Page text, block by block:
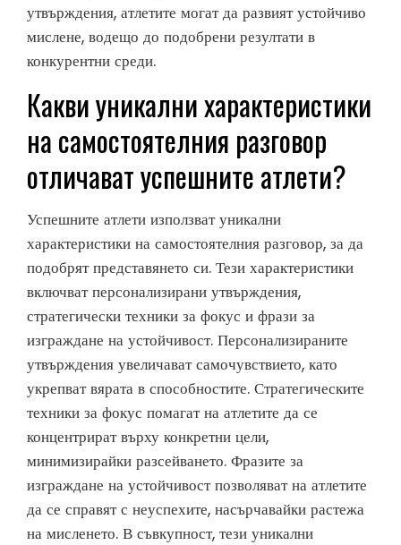
утвърждения, атлетите могат да развият устойчиво
мислене, водещо до подобрени резултати в
конкурентни среди.
Какви уникални характеристики
на самостоятелния разговор
отличават успешните атлети?
Успешните атлети използват уникални
характеристики на самостоятелния разговор, за да
подобрят представянето си. Тези характеристики
включват персонализирани утвърждения,
стратегически техники за фокус и фрази за
изграждане на устойчивост. Персонализираните
утвърждения увеличават самочувствието, като
укрепват вярата в способностите. Стратегическите
техники за фокус помагат на атлетите да се
концентрират върху конкретни цели,
минимизирайки разсейването. Фразите за
изграждане на устойчивост позволяват на атлетите
да се справят с неуспехите, насърчавайки растежа
на мисленето. В съвкупност, тези уникални